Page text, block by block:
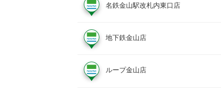
名鉄金山駅改札内東口店
地下鉄金山店
ループ金山店